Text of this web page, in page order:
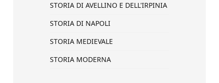
STORIA DI AVELLINO E DELL'IRPINIA
STORIA DI NAPOLI
STORIA MEDIEVALE
STORIA MODERNA